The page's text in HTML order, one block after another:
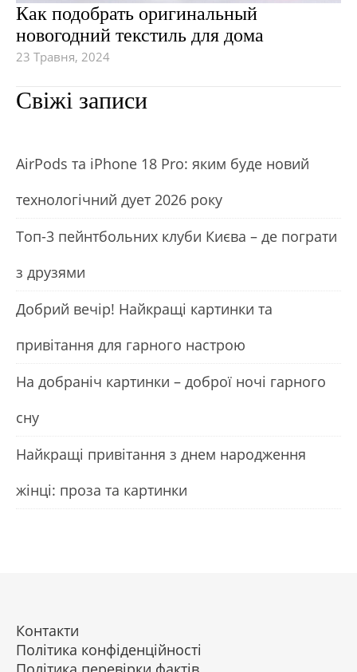
Как подобрать оригинальный
новогодний текстиль для дома
23 Травня, 2024
Свіжі записи
АirРods та iРhone 18 Рro: яким буде новий
технологічний дует 2026 року
Топ-3 пейнтбольних клуби Києва – де пограти
з друзями
Добрий вечір! Найкращі картинки та
привітання для гарного настрою
На добраніч картинки – доброї ночі гарного
сну
Найкращі привітання з днем народження
жінці: проза та картинки
Контакти
Політика конфіденційності